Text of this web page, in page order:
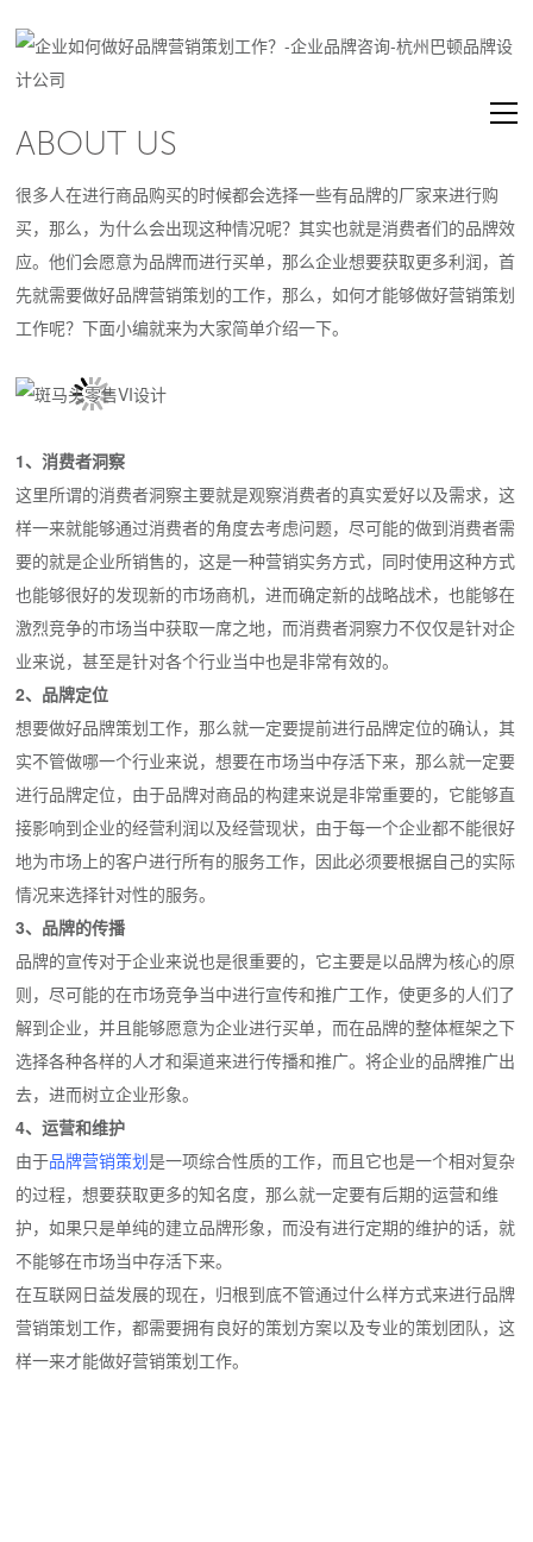
ABOUT US
很多人在进行商品购买的时候都会选择一些有品牌的厂家来进行购
买，那么，为什么会出现这种情况呢？其实也就是消费者们的品牌效
应。他们会愿意为品牌而进行买单，那么企业想要获取更多利润，首
先就需要做好品牌营销策划的工作，那么，如何才能够做好营销策划
工作呢？下面小编就来为大家简单介绍一下。
1、消费者洞察
这里所谓的消费者洞察主要就是观察消费者的真实爱好以及需求，这
样一来就能够通过消费者的角度去考虑问题，尽可能的做到消费者需
要的就是企业所销售的，这是一种营销实务方式，同时使用这种方式
也能够很好的发现新的市场商机，进而确定新的战略战术，也能够在
激烈竞争的市场当中获取一席之地，而消费者洞察力不仅仅是针对企
业来说，甚至是针对各个行业当中也是非常有效的。
2、品牌定位
想要做好品牌策划工作，那么就一定要提前进行品牌定位的确认，其
实不管做哪一个行业来说，想要在市场当中存活下来，那么就一定要
进行品牌定位，由于品牌对商品的构建来说是非常重要的，它能够直
接影响到企业的经营利润以及经营现状，由于每一个企业都不能很好
地为市场上的客户进行所有的服务工作，因此必须要根据自己的实际
情况来选择针对性的服务。
3、品牌的传播
品牌的宣传对于企业来说也是很重要的，它主要是以品牌为核心的原
则，尽可能的在市场竞争当中进行宣传和推广工作，使更多的人们了
解到企业，并且能够愿意为企业进行买单，而在品牌的整体框架之下
选择各种各样的人才和渠道来进行传播和推广。将企业的品牌推广出
去，进而树立企业形象。
4、运营和维护
由于品牌营销策划是一项综合性质的工作，而且它也是一个相对复杂
的过程，想要获取更多的知名度，那么就一定要有后期的运营和维
护，如果只是单纯的建立品牌形象，而没有进行定期的维护的话，就
不能够在市场当中存活下来。
在互联网日益发展的现在，归根到底不管通过什么样方式来进行品牌
营销策划工作，都需要拥有良好的策划方案以及专业的策划团队，这
样一来才能做好营销策划工作。